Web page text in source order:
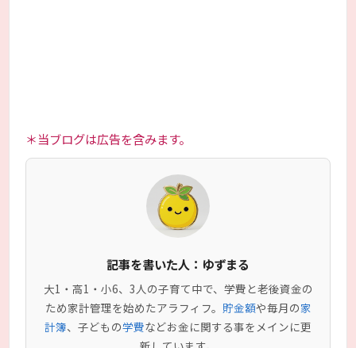
＊当ブログは広告を含みます。
記事を書いた人：ゆずまる
大1・高1・小6、3人の子育て中で、学費と老後資金の
ため家計管理を始めたアラフィフ。 貯金額や毎月の家
計簿、子どもの学費などお金に関する事をメインに更